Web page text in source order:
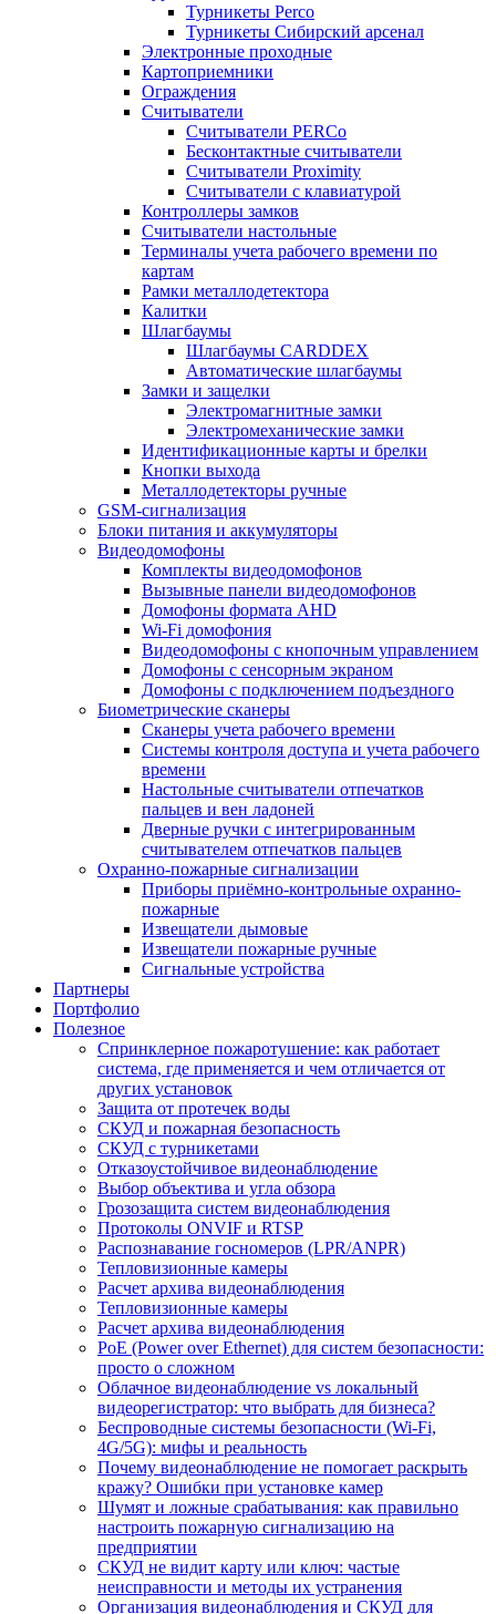
Турникеты Perco
Турникеты Сибирский арсенал
Электронные проходные
Картоприемники
Ограждения
Считыватели
Считыватели PERCo
Бесконтактные считыватели
Считыватели Proximity
Считыватели с клавиатурой
Контроллеры замков
Считыватели настольные
Терминалы учета рабочего времени по
картам
Рамки металлодетектора
Калитки
Шлагбаумы
Шлагбаумы CARDDEX
Автоматические шлагбаумы
Замки и защелки
Электромагнитные замки
Электромеханические замки
Идентификационные карты и брелки
Кнопки выхода
Металлодетекторы ручные
GSM-сигнализация
Блоки питания и аккумуляторы
Видеодомофоны
Комплекты видеодомофонов
Вызывные панели видеодомофонов
Домофоны формата AHD
Wi-Fi домофония
Видеодомофоны с кнопочным управлением
Домофоны с сенсорным экраном
Домофоны с подключением подъездного
Биометрические сканеры
Сканеры учета рабочего времени
Системы контроля доступа и учета рабочего
времени
Настольные считыватели отпечатков
пальцев и вен ладоней
Дверные ручки с интегрированным
считывателем отпечатков пальцев
Охранно-пожарные сигнализации
Приборы приёмно-контрольные охранно-
пожарные
Извещатели дымовые
Извещатели пожарные ручные
Сигнальные устройства
Партнеры
Портфолио
Полезное
Спринклерное пожаротушение: как работает
система, где применяется и чем отличается от
других установок
Защита от протечек воды
СКУД и пожарная безопасность
СКУД с турникетами
Отказоустойчивое видеонаблюдение
Выбор объектива и угла обзора
Грозозащита систем видеонаблюдения
Протоколы ONVIF и RTSP
Распознавание госномеров (LPR/ANPR)
Тепловизионные камеры
Расчет архива видеонаблюдения
Тепловизионные камеры
Расчет архива видеонаблюдения
PoE (Power over Ethernet) для систем безопасности:
просто о сложном
Облачное видеонаблюдение vs локальный
видеорегистратор: что выбрать для бизнеса?
Беспроводные системы безопасности (Wi-Fi,
4G/5G): мифы и реальность
Почему видеонаблюдение не помогает раскрыть
кражу? Ошибки при установке камер
Шумят и ложные срабатывания: как правильно
настроить пожарную сигнализацию на
предприятии
СКУД не видит карту или ключ: частые
неисправности и методы их устранения
Организация видеонаблюдения и СКУД для